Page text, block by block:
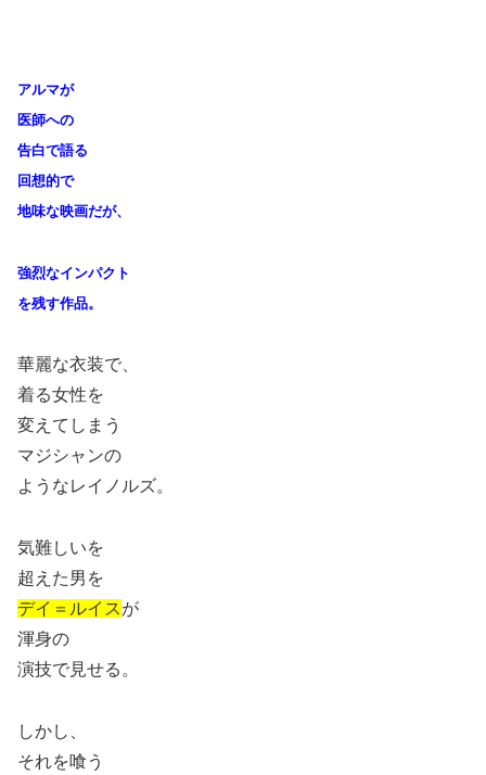
アルマが
医師への
告白で語る
回想的で
地味な映画だが、
強烈なインパクト
を残す作品。
華麗な衣装で、
着る女性を
変えてしまう
マジシャンの
ようなレイノルズ。
気難しいを
超えた男を
デイ＝ルイスが
渾身の
演技で見せる。
しかし、
それを喰う